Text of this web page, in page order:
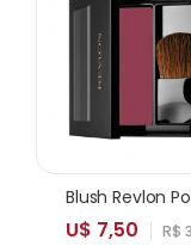
U$ 7,50 R$